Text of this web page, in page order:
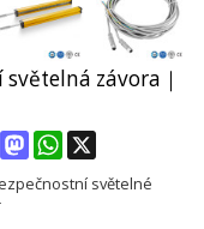
závora｜
PinterestMastodonWhatsApp
světelné